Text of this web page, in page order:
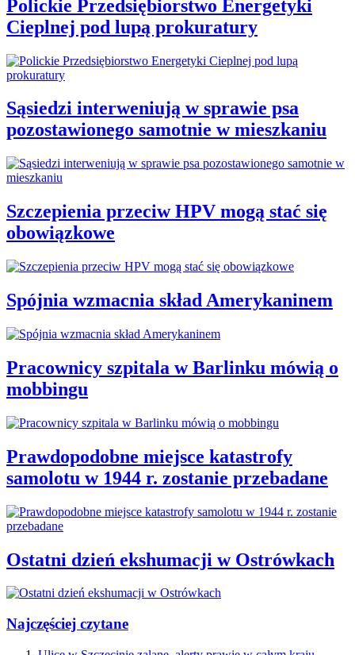
Polickie Przedsiębiorstwo Energetyki
Cieplnej pod lupą prokuratury
Sąsiedzi interweniują w sprawie psa
pozostawionego samotnie w mieszkaniu
Szczepienia przeciw HPV mogą stać się
obowiązkowe
Spójnia wzmacnia skład Amerykaninem
Pracownicy szpitala w Barlinku mówią o
mobbingu
Prawdopodobne miejsce katastrofy
samolotu w 1944 r. zostanie przebadane
Ostatni dzień ekshumacji w Ostrówkach
Najczęściej czytane